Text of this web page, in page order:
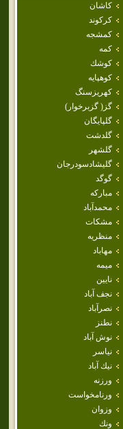
كاشان
كركوند
كمشجه
كمه
كوشك
كوهپايه
كهريزسنگ
گز( گزبرخوار)
گلپايگان
گلدشت
گلشهر
گليشادسودرجان
گوگد
مباركه
محمدآباد
مشكات
منظريه
مهاباد
ميمه
نايين
نجف آباد
نصرآباد
نطنز
نوش آباد
نياسر
نيك آباد
ورزنه
ورنامخواست
وزوان
ونك